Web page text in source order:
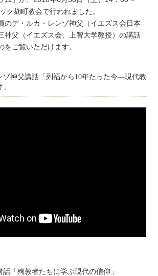
ク麹町教会で行われました。
のデ・ルカ・レンゾ神父（イエズス会日本
神父（イエズス会、上智大学教授）の講話
をご覧いただけます。
ゾ神父講話「列福から10年たった今―現代教
話「殉教者たちに学ぶ現代の信仰」